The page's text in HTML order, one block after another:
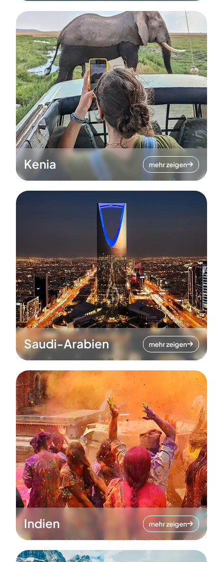
Kenia mehr zeigen
Saudi-Arabien mehr zeigen
Indien mehr zeigen